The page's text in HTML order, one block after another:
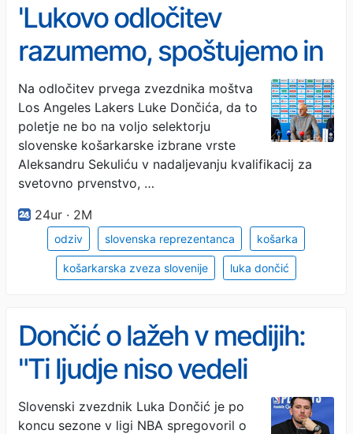
'Lukovo odločitev
razumemo, spoštujemo in
podpiramo'
Na odločitev prvega zvezdnika moštva
Los Angeles Lakers Luke Dončića, da to
poletje ne bo na voljo selektorju
slovenske košarkarske izbrane vrste
Aleksandru Sekuliću v nadaljevanju kvalifikacij za
svetovno prvenstvo, …
24ur · 2M
odziv slovenska reprezentanca košarka
košarkarska zveza slovenije luka dončić
Dončić o lažeh v medijih:
"Ti ljudje niso vedeli
ničesar"
Slovenski zvezdnik Luka Dončić je po
koncu sezone v ligi NBA spregovoril o